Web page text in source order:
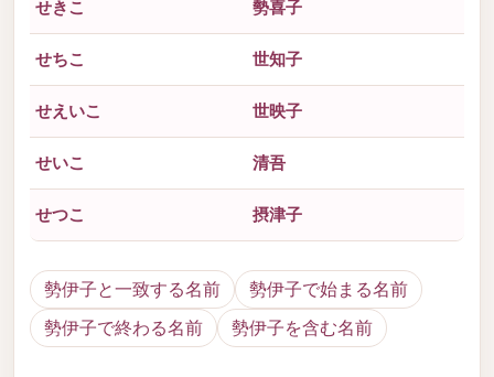
せきこ 勢喜子
せちこ 世知子
せえいこ 世映子
せいこ 清吾
せつこ 摂津子
勢伊子と一致する名前
勢伊子で始まる名前
勢伊子で終わる名前
勢伊子を含む名前